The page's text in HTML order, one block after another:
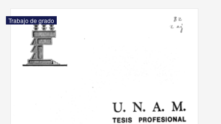
Trabajo de grado